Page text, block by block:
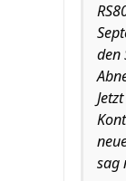
den
sag